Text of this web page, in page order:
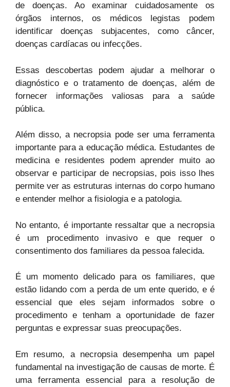
de doenças. Ao examinar cuidadosamente os
órgãos internos, os médicos legistas podem
identificar doenças subjacentes, como câncer,
doenças cardíacas ou infecções.
Essas descobertas podem ajudar a melhorar o
diagnóstico e o tratamento de doenças, além de
fornecer informações valiosas para a saúde
pública.
Além disso, a necropsia pode ser uma ferramenta
importante para a educação médica. Estudantes de
medicina e residentes podem aprender muito ao
observar e participar de necropsias, pois isso lhes
permite ver as estruturas internas do corpo humano
e entender melhor a fisiologia e a patologia.
No entanto, é importante ressaltar que a necropsia
é um procedimento invasivo e que requer o
consentimento dos familiares da pessoa falecida.
É um momento delicado para os familiares, que
estão lidando com a perda de um ente querido, e é
essencial que eles sejam informados sobre o
procedimento e tenham a oportunidade de fazer
perguntas e expressar suas preocupações.
Em resumo, a necropsia desempenha um papel
fundamental na investigação de causas de morte. É
uma ferramenta essencial para a resolução de